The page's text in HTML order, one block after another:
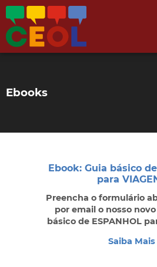
Ebooks
Ebook: Guia básico
para
Preencha o formulário
por email o nosso
básico de ESPANHOL
Saiba Mais